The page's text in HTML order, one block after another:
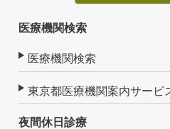
医療機関検索
医療機関検索
東京都医療機関案内サービ
夜間休日診療